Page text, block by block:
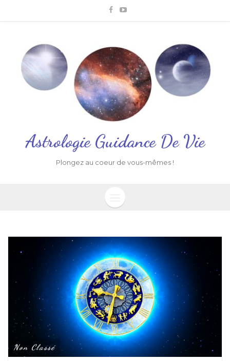
Astrologie Guidance De Vie
Plongez au coeur de vous-mêmes !
Non Classé